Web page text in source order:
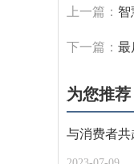
上一篇： 智
下一篇： 最
为您推荐
与消费者共